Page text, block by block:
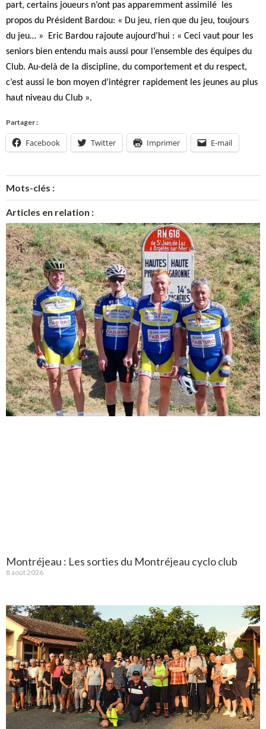
part, certains joueurs n’ont pas apparemment assimilé les
propos du Président Bardou: « Du jeu, rien que du jeu, toujours
du jeu… » Eric Bardou rajoute aujourd’hui : « Ceci vaut pour les
seniors bien entendu mais aussi pour l’ensemble des équipes du
Club. Au-delà de la discipline, du comportement et du respect,
c’est aussi le bon moyen d’intégrer rapidement les jeunes au plus
haut niveau du Club ».
Partager :
Facebook Twitter Imprimer E-mail
Mots-clés :
Articles en relation :
Montréjeau : Les sorties du Montréjeau cyclo club
8 août 2026